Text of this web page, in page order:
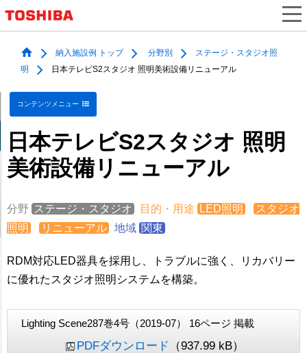
納入施設例 トップ 分野別
ステージ・スタジオ照
明
日本テレビS2スタジオ 照明美術設備リニューアル
コンテンツメニュー
日本テレビS2スタジオ 照明
美術設備リニューアル
分野 ステージ・スタジオ 目的・用途 LED照明
スタジオ
照明
リニューアル 地域 関東
RDM対応LED器具を採用し、トラブルに強く、リカバリー
に優れたスタジオ照明システムを構築。
Lighting Scene287巻4号（2019-07） 16ページ 掲載
PDFダウンロード （937.99 kB）